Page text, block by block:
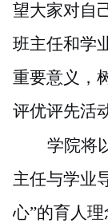
望大家对自
班主任和学
重要意义，
评优评先活
学院将
主任与学业
心”的育人